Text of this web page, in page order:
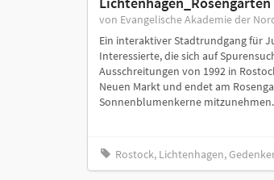
von Evangelische Akademie der
Ein interaktiver Stadtrundgang für
Interessierte, die sich auf
Ausschreitungen von 1992 in
Neuen Markt und endet am
Sonnenblumenkerne mitzunehmen.
Rostock, Lichtenhagen,